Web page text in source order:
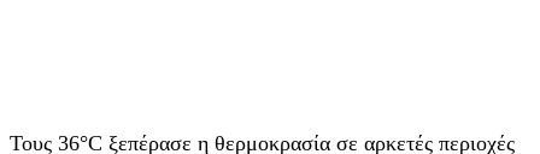
Τους 36°C ξεπέρασε η θερμοκρασία σε αρκετές περιοχές